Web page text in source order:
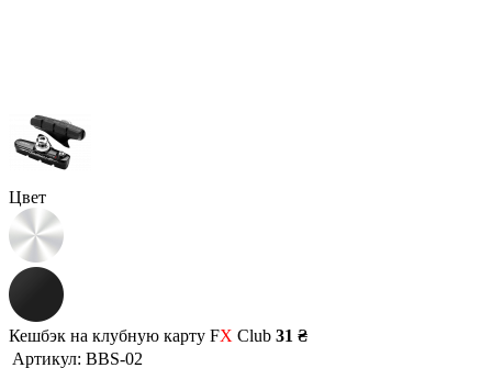
Цвет
Кешбэк на клубную карту FX Club 31 ₴
Артикул: BBS-02